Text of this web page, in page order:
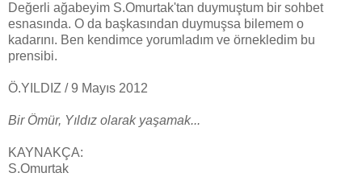
Değerli ağabeyim S.Omurtak'tan duymuştum bir sohbet
esnasında. O da başkasından duymuşsa bilemem o
kadarını. Ben kendimce yorumladım ve örnekledim bu
prensibi.
Ö.YILDIZ / 9 Mayıs 2012
Bir Ömür, Yıldız olarak yaşamak...
KAYNAKÇA:
S.Omurtak